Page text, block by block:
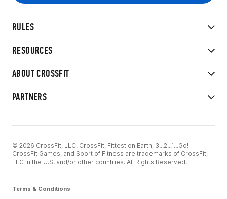
RULES
RESOURCES
ABOUT CROSSFIT
PARTNERS
© 2026 CrossFit, LLC. CrossFit, Fittest on Earth, 3...2...1...Go!
CrossFit Games, and Sport of Fitness are trademarks of CrossFit,
LLC in the U.S. and/or other countries. All Rights Reserved.
Terms & Conditions